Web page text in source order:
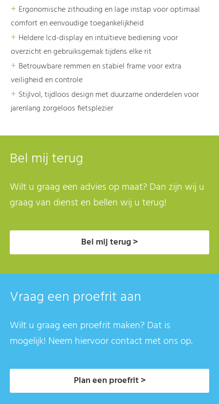
+ Ergonomische zithouding en lage instap voor optimaal
comfort en eenvoudige toegankelijkheid
+ Heldere lcd-display en intuïtieve bediening voor
overzicht en gebruiksgemak tijdens elke rit
+ Betrouwbare remmen en stabiel frame voor extra
veiligheid en controle
+ Stijlvol, tijdloos design met duurzame onderdelen voor
jarenlang zorgeloos fietsplezier
Bel mij terug
Wilt u graag een advies op maat? Dan zijn wij u
graag van dienst en bellen wij u terug!
Bel mij terug >
Vraag een proefrit aan
Wilt u graag een proefrit maken? Dat is
mogelijk! Neem hiervoor contact met ons op.
Plan een proefrit >